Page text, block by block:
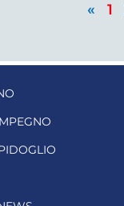
« 1